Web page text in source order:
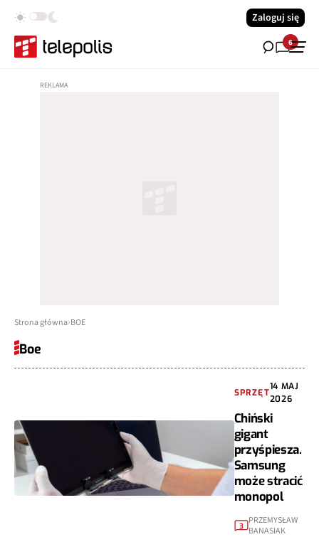
Zaloguj się
6
Strona główna BOE
Boe
SPRZĘT
14 MAJ
2026
Chiński
gigant
przyśpiesza.
Samsung
może stracić
monopol
3 PRZEMYSŁAW
BANASIAK